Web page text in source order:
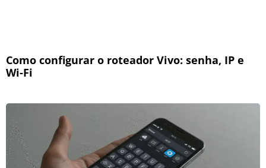
Como configurar o roteador Vivo: senha, IP e
Wi-Fi